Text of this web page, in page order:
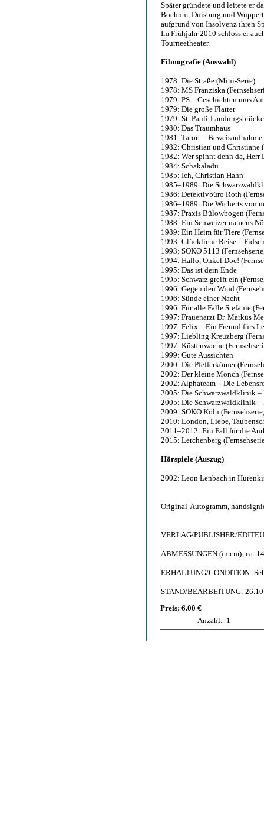
Später gründete und leitete er
Bochum, Duisburg und
aufgrund von Insolvenz ihren
Im Frühjahr 2010 schloss er
Tourneetheater.
Filmografie (Auswahl)
1978: Die Straße (Mini-Serie)
1978: MS Franziska
1979: PS – Geschichten ums
1979: Die große Flatter
1979: St. Pauli-
1980: Das Traumhaus
1981: Tatort – Beweisaufnahme
1982: Christian und Christiane
1982: Wer spinnt denn da, Herr
1984: Schakaladu
1985: Ich, Christian Hahn
1985–1989: Die
1986: Detektivbüro Roth
1986–1989: Die Wicherts von
1987: Praxis Bülowbogen
1988: Ein Schweizer namens
1989: Ein Heim für Tiere
1993: Glückliche Reise –
1993: SOKO 5113
1994: Hallo, Onkel Doc!
1995: Das ist dein Ende
1995: Schwarz greift ein
1996: Gegen den Wind
1996: Sünde einer Nacht
1996: Für alle Fälle Stefanie
1997: Frauenarzt Dr. Markus
1997: Felix – Ein Freund fürs
1997: Liebling Kreuzberg
1997: Küstenwache
1999: Gute Aussichten
2000: Die Pfefferkörner
2002: Der kleine Mönch
2002: Alphateam – Die
2005: Die Schwarzwaldklinik –
2005: Die Schwarzwaldklinik –
2009: SOKO Köln
2010: London, Liebe,
2011–2012: Ein Fall für die
2015: Lerchenberg
Hörspiele (Auszug)
2002: Leon Lenbach in
Original-Autogramm,
VERLAG/PUBLISHER/
ABMESSUNGEN (in cm): ca.
ERHALTUNG/CONDITION:
STAND/BEARBEITUNG:
Preis: 6.00 €
Anzahl: 1